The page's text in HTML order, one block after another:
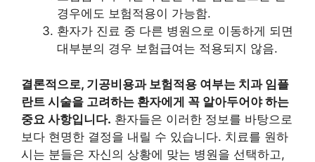
경우에도 보험적용이 가능함.
환자가 진료 중 다른 병원으로 이동하게 되면
대부분의 경우 보험급여는 적용되지 않음.
결론적으로, 기공비용과 보험적용 여부는 치과 임플
란트 시술을 고려하는 환자에게 꼭 알아두어야 하는
중요 사항입니다. 환자들은 이러한 정보를 바탕으로
보다 현명한 결정을 내릴 수 있습니다. 치료를 원하
시는 분들은 자신의 상황에 맞는 병원을 선택하고,